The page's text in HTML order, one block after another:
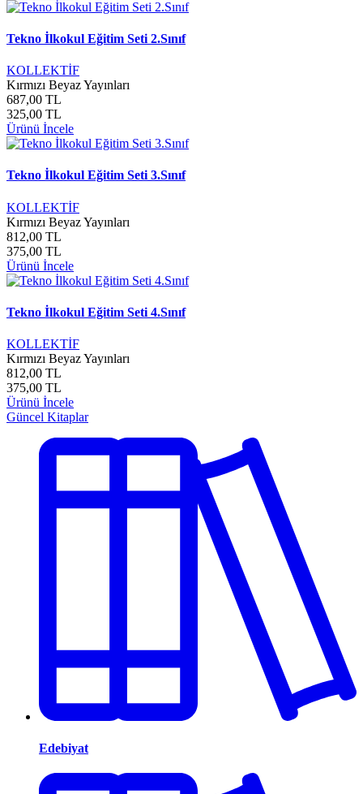
Tekno İlkokul Eğitim Seti 2.Sınıf
KOLLEKTİF
Kırmızı Beyaz Yayınları
687,00 TL
325,00 TL
Ürünü İncele
Tekno İlkokul Eğitim Seti 3.Sınıf
KOLLEKTİF
Kırmızı Beyaz Yayınları
812,00 TL
375,00 TL
Ürünü İncele
Tekno İlkokul Eğitim Seti 4.Sınıf
KOLLEKTİF
Kırmızı Beyaz Yayınları
812,00 TL
375,00 TL
Ürünü İncele
Güncel Kitaplar
Edebiyat